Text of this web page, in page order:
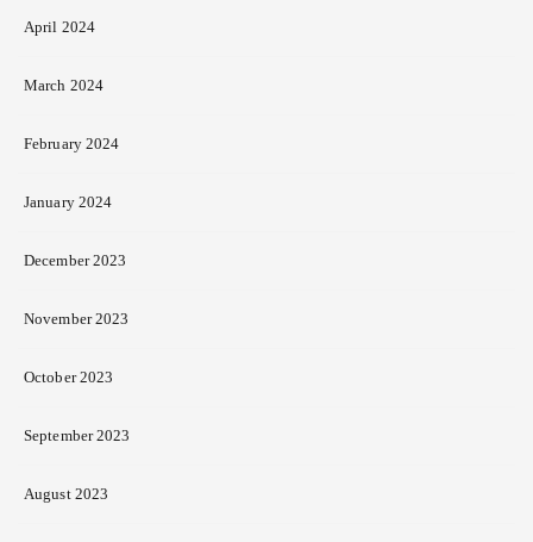
April 2024
March 2024
February 2024
January 2024
December 2023
November 2023
October 2023
September 2023
August 2023